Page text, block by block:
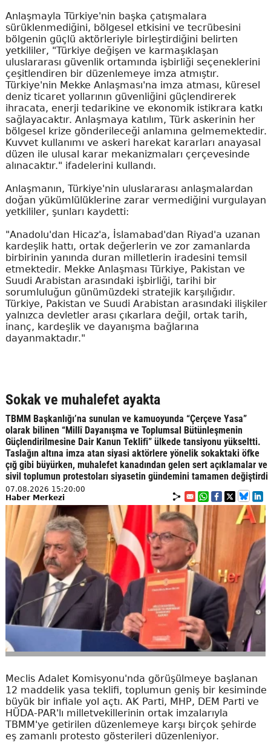
Anlaşmayla Türkiye'nin başka çatışmalara
sürüklenmediğini, bölgesel etkisini ve tecrübesini
bölgenin güçlü aktörleriyle birleştirdiğini belirten
yetkililer, "Türkiye değişen ve karmaşıklaşan
uluslararası güvenlik ortamında işbirliği seçeneklerini
çeşitlendiren bir düzenlemeye imza atmıştır.
Türkiye'nin Mekke Anlaşması'na imza atması, küresel
deniz ticaret yollarının güvenliğini güçlendirerek
ihracata, enerji tedarikine ve ekonomik istikrara katkı
sağlayacaktır. Anlaşmaya katılım, Türk askerinin her
bölgesel krize gönderileceği anlamına gelmemektedir.
Kuvvet kullanımı ve askeri harekat kararları anayasal
düzen ile ulusal karar mekanizmaları çerçevesinde
alınacaktır." ifadelerini kullandı.
Anlaşmanın, Türkiye'nin uluslararası anlaşmalardan
doğan yükümlülüklerine zarar vermediğini vurgulayan
yetkililer, şunları kaydetti:
"Anadolu'dan Hicaz'a, İslamabad'dan Riyad'a uzanan
kardeşlik hattı, ortak değerlerin ve zor zamanlarda
birbirinin yanında duran milletlerin iradesini temsil
etmektedir. Mekke Anlaşması Türkiye, Pakistan ve
Suudi Arabistan arasındaki işbirliği, tarihi bir
sorumluluğun günümüzdeki stratejik karşılığıdır.
Türkiye, Pakistan ve Suudi Arabistan arasındaki ilişkiler
yalnızca devletler arası çıkarlara değil, ortak tarih,
inanç, kardeşlik ve dayanışma bağlarına
dayanmaktadır."
Sokak ve muhalefet ayakta
TBMM Başkanlığı’na sunulan ve kamuoyunda “Çerçeve Yasa”
olarak bilinen “Millî Dayanışma ve Toplumsal Bütünleşmenin
Güçlendirilmesine Dair Kanun Teklifi” ülkede tansiyonu yükseltti.
Taslağın altına imza atan siyasi aktörlere yönelik sokaktaki öfke
çığ gibi büyürken, muhalefet kanadından gelen sert açıklamalar ve
sivil toplumun protestoları siyasetin gündemini tamamen değiştirdi
07.08.2026 15:20:00
Haber Merkezi
Meclis Adalet Komisyonu'nda görüşülmeye başlanan
12 maddelik yasa teklifi, toplumun geniş bir kesiminde
büyük bir infiale yol açtı. AK Parti, MHP, DEM Parti ve
HÜDA-PAR'lı milletvekillerinin ortak imzalarıyla
TBMM'ye getirilen düzenlemeye karşı birçok şehirde
eş zamanlı protesto gösterileri düzenleniyor.